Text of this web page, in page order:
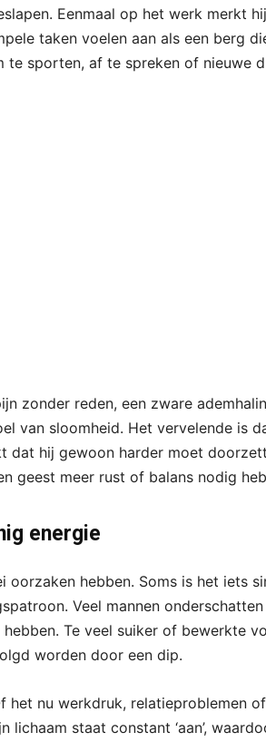
Eenmaal op het werk merkt
taken voelen aan als een berg
te sporten, af te spreken of nieuwe
zonder reden, een zware
van sloomheid. Het vervelende is
dat hij gewoon harder moet
geest meer rust of balans nodig
energie
oorzaken hebben. Soms is het iets
Veel mannen
Te veel suiker of bewerkte
worden door een dip.
het nu werkdruk, relatieproblemen
lichaam staat constant ‘aan’,